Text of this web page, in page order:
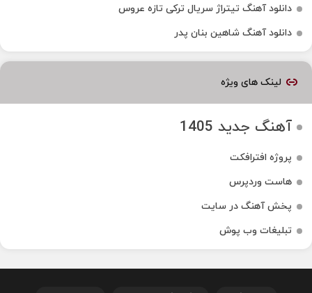
دانلود آهنگ تیتراژ سریال ترکی تازه عروس
دانلود آهنگ شاهین بنان پدر
لینک های ویژه
آهنگ جدید 1405
پروژه افترافکت
هاست وردپرس
پخش آهنگ در سایت
تبلیغات وب پوش